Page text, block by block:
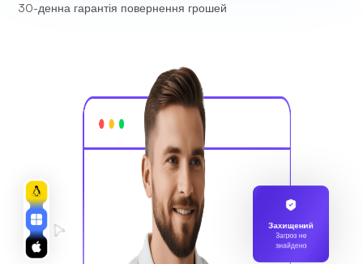
30-денна гарантія повернення грошей
Захищений
Загроз не
знайдено